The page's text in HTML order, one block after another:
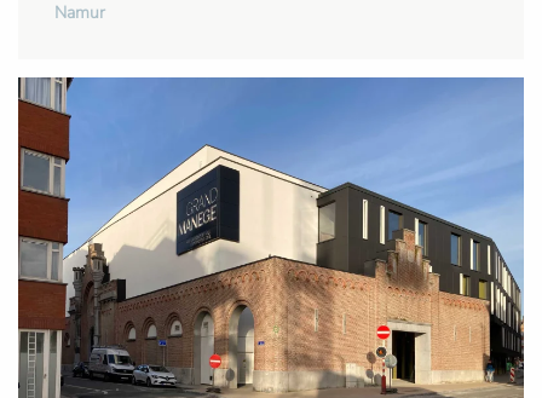
Namur